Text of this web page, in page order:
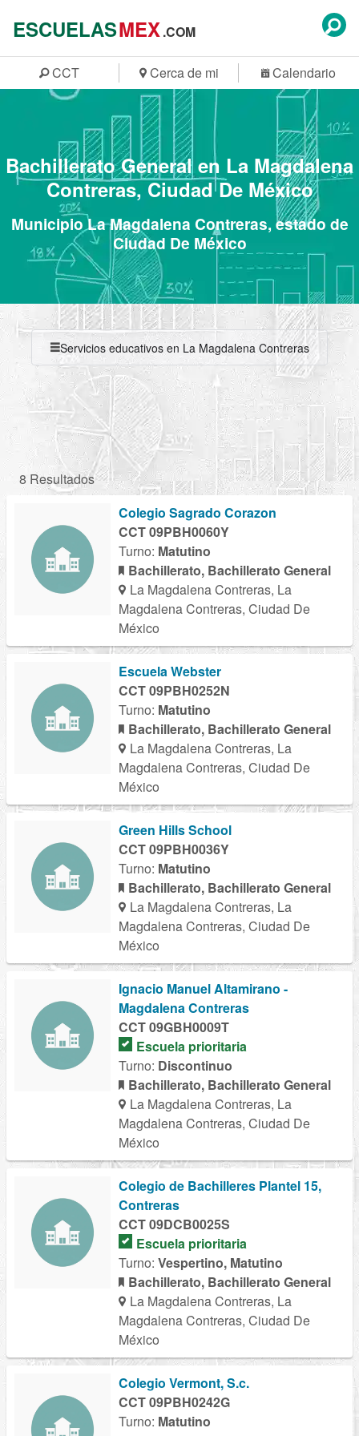
ESCUELASMEX.COM
CCT Cerca de mi Calendario
Bachillerato General en La Magdalena
Contreras, Ciudad De México
Municipio La Magdalena Contreras, estado de
Ciudad De México
Servicios educativos en La Magdalena Contreras
8 Resultados
Colegio Sagrado Corazon
CCT 09PBH0060Y
Turno: Matutino
Bachillerato, Bachillerato General
La Magdalena Contreras, La
Magdalena Contreras, Ciudad De
México
Escuela Webster
CCT 09PBH0252N
Turno: Matutino
Bachillerato, Bachillerato General
La Magdalena Contreras, La
Magdalena Contreras, Ciudad De
México
Green Hills School
CCT 09PBH0036Y
Turno: Matutino
Bachillerato, Bachillerato General
La Magdalena Contreras, La
Magdalena Contreras, Ciudad De
México
Ignacio Manuel Altamirano -
Magdalena Contreras
CCT 09GBH0009T
Escuela prioritaria
Turno: Discontinuo
Bachillerato, Bachillerato General
La Magdalena Contreras, La
Magdalena Contreras, Ciudad De
México
Colegio de Bachilleres Plantel 15,
Contreras
CCT 09DCB0025S
Escuela prioritaria
Turno: Vespertino, Matutino
Bachillerato, Bachillerato General
La Magdalena Contreras, La
Magdalena Contreras, Ciudad De
México
Colegio Vermont, S.c.
CCT 09PBH0242G
Turno: Matutino